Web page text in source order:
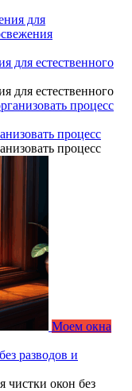
для естественного
для естественного
процесс
процесс
Моем окна
разводов и
чистки окон без